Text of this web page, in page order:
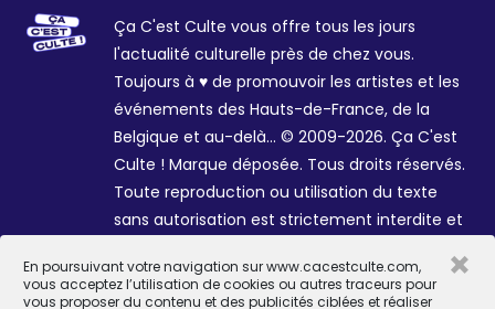
En poursuivant votre navigation sur www.cacestculte.com,
vous acceptez l’utilisation de cookies ou autres traceurs pour
vous proposer du contenu et des publicités ciblées et réaliser
×
Ça C'est Culte vous offre tous les jours
l'actualité culturelle près de chez vous.
Toujours à ♥ de promouvoir les artistes et les
événements des Hauts-de-France, de la
Belgique et au-delà... © 2009-2026. Ça C'est
Culte ! Marque déposée. Tous droits réservés.
Toute reproduction ou utilisation du texte
sans autorisation est strictement interdite et
Sophie R. et Céline Galant.